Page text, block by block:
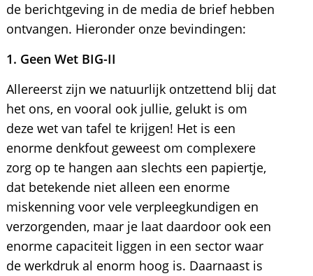
de berichtgeving in de media de brief hebben
ontvangen. Hieronder onze bevindingen:
1. Geen Wet BIG-II
Allereerst zijn we natuurlijk ontzettend blij dat
het ons, en vooral ook jullie, gelukt is om
deze wet van tafel te krijgen! Het is een
enorme denkfout geweest om complexere
zorg op te hangen aan slechts een papiertje,
dat betekende niet alleen een enorme
miskenning voor vele verpleegkundigen en
verzorgenden, maar je laat daardoor ook een
enorme capaciteit liggen in een sector waar
de werkdruk al enorm hoog is. Daarnaast is